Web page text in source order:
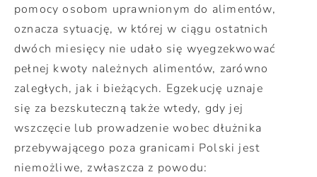
pomocy osobom uprawnionym do alimentów,
oznacza sytuację, w której w ciągu ostatnich
dwóch miesięcy nie udało się wyegzekwować
pełnej kwoty należnych alimentów, zarówno
zaległych, jak i bieżących. Egzekucję uznaje
się za bezskuteczną także wtedy, gdy jej
wszczęcie lub prowadzenie wobec dłużnika
przebywającego poza granicami Polski jest
niemożliwe, zwłaszcza z powodu: